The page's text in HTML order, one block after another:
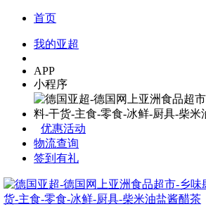
首页
我的亚超
APP
小程序
优惠活动
物流查询
签到有礼